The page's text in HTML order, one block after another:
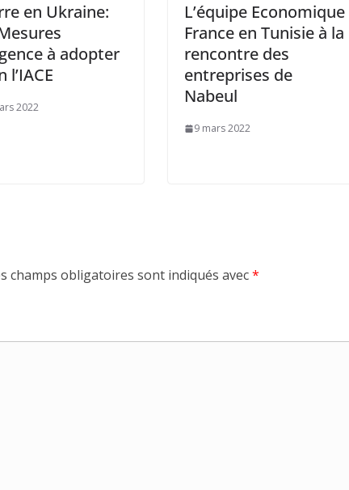
en Ukraine:
à adopter
l’IACE
2022
L’équipe Economique
France en Tunisie à la
rencontre des
entreprises de
Nabeul
9 mars 2022
champs obligatoires sont indiqués avec*